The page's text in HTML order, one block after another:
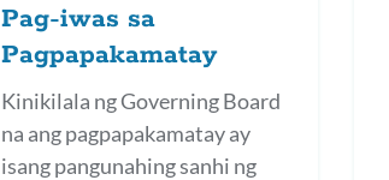
Pag-iwas sa
Pagpapakamatay
Kinikilala ng Governing Board
na ang pagpapakamatay ay
isang pangunahing sanhi ng